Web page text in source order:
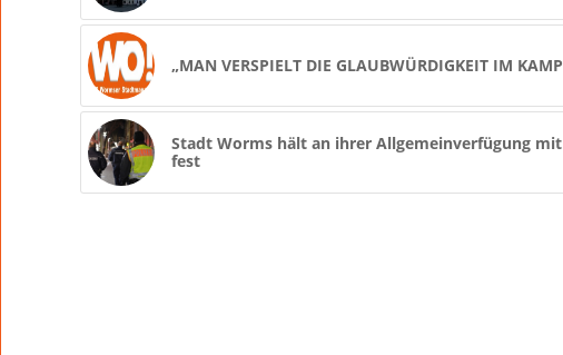
„MAN VERSPIELT DIE GLAUBWÜRDIGKEIT IM
Stadt Worms hält an ihrer Allgemeinverfügung
fest